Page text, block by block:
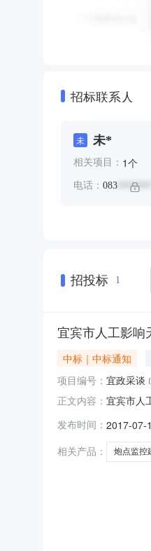
招标联系人
未 未*
相关项目： 1个
电话： 083 *******
招投标 1
宜宾市人工影响
中标｜中标通知
项目编号： 宜政采谈
正文内容： 宜宾市人
购组织形
发布时间： 2017-07-
相关产品：
炮点监控